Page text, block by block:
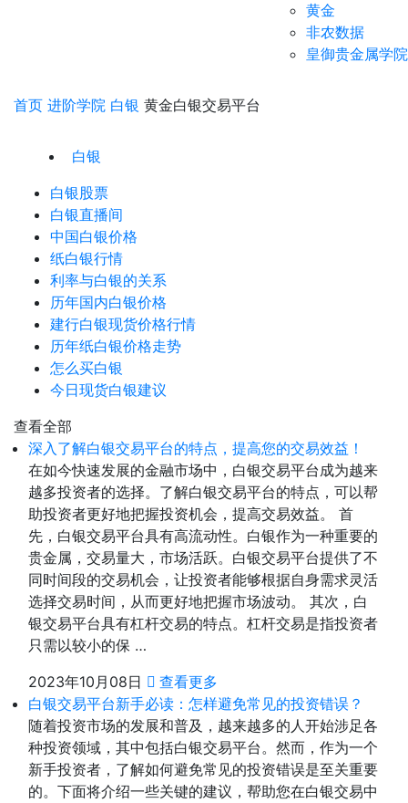
黄金
非农数据
皇御贵金属学院
首页 进阶学院 白银 黄金白银交易平台
白银
白银股票
白银直播间
中国白银价格
纸白银行情
利率与白银的关系
历年国内白银价格
建行白银现货价格行情
历年纸白银价格走势
怎么买白银
今日现货白银建议
查看全部
深入了解白银交易平台的特点，提高您的交易效益！
在如今快速发展的金融市场中，白银交易平台成为越来
越多投资者的选择。了解白银交易平台的特点，可以帮
助投资者更好地把握投资机会，提高交易效益。 首
先，白银交易平台具有高流动性。白银作为一种重要的
贵金属，交易量大，市场活跃。白银交易平台提供了不
同时间段的交易机会，让投资者能够根据自身需求灵活
选择交易时间，从而更好地把握市场波动。 其次，白
银交易平台具有杠杆交易的特点。杠杆交易是指投资者
只需以较小的保 …
2023年10月08日
查看更多
白银交易平台新手必读：怎样避免常见的投资错误？
随着投资市场的发展和普及，越来越多的人开始涉足各
种投资领域，其中包括白银交易平台。然而，作为一个
新手投资者，了解如何避免常见的投资错误是至关重要
的。下面将介绍一些关键的建议，帮助您在白银交易中